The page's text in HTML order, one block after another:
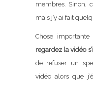
membres. Sinon,
mais j’y ai fait
Chose importante
regardez la vidéo
de refuser un
vidéo alors que